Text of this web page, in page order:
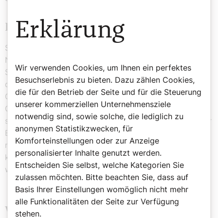
Das Entscheidende bei Valie Export
So prägt heute ein Schriftzug die Orgel, der zum
Nachdenken einlädt: „Wer begreift, hat Flügel.“ Dieser
Satz verbindet Erkenntnis und Glauben – und verleiht
dem Instrument eine poetische Dimension. Auch die
Gestaltung mit Flügelformen und ein verborgenes
Gedicht über die menschliche Stimme zeugen von einer
sensiblen Auseinandersetzung mit dem Raum und seiner
Botschaft. Entscheidend war für Exports Arbeit hier
nicht die Inszenierung eines Konflikts, sondern die
künstlerische Frage: Wie kann eine Orgel gut gestaltet
werden?
Valie Export: Erinnerungen an die
Erklärung
Wir verwenden Cookies, um Ihnen ein perfektes
Besuchserlebnis zu bieten. Dazu zählen Cookies,
die für den Betrieb der Seite und für die Steuerung
unserer kommerziellen Unternehmensziele
notwendig sind, sowie solche, die lediglich zu
anonymen Statistikzwecken, für
Komforteinstellungen oder zur Anzeige
personalisierter Inhalte genutzt werden.
Entscheiden Sie selbst, welche Kategorien Sie
zulassen möchten. Bitte beachten Sie, dass auf
Basis Ihrer Einstellungen womöglich nicht mehr
alle Funktionalitäten der Seite zur Verfügung
stehen.